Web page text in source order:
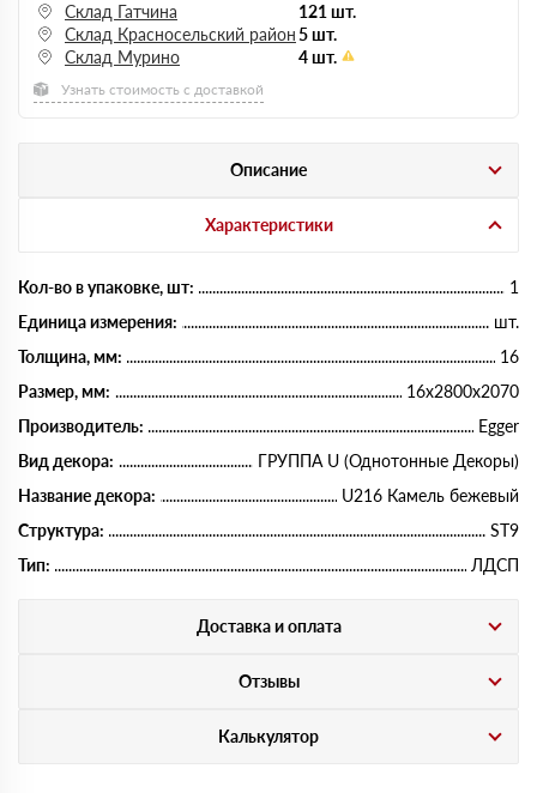
Склад Гатчина
121 шт.
Склад Красносельский район 5 шт.
Склад Мурино
4 шт.
Узнать стоимость с доставкой
Описание
Характеристики
Кол-во в упаковке, шт:
1
Единица измерения:
шт.
Толщина, мм:
16
Размер, мм:
16х2800х2070
Производитель:
Egger
Вид декора:
ГРУППА U (Однотонные Декоры)
Название декора:
U216 Камель бежевый
Структура:
ST9
Тип:
ЛДСП
Доставка и оплата
Отзывы
Калькулятор